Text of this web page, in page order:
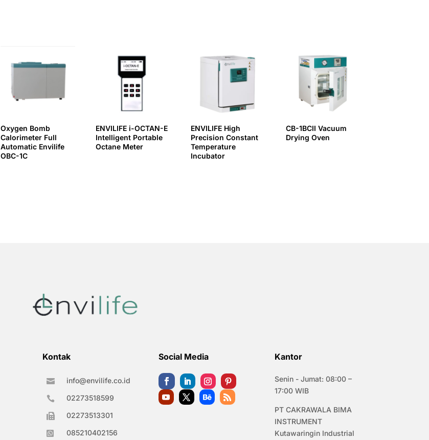
Oxygen Bomb
Calorimeter Full
Automatic Envilife
OBC-1C
ENVILIFE i-OCTAN-E
Intelligent Portable
Octane Meter
ENVILIFE High
Precision Constant
Temperature
Incubator
CB-1BCII Vacuum
Drying Oven
Kontak
 info@envilife.co.id
 02273518599
 02273513301
 085210402156
Social Media Kantor
Senin - Jumat: 08:00 –
17:00 WIB
PT CAKRAWALA BIMA
INSTRUMENT
Kutawaringin Industrial